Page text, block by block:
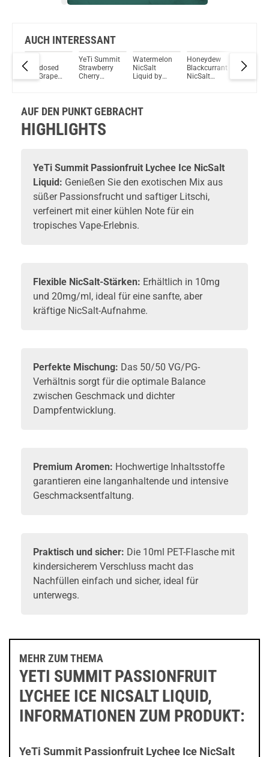
Caramel – Red Line NicSalt Liquid by SC 10ml / 10mg
Du willst Kröten sparen?
Schau mal hier!
Vaptio Pado Pod System Kit Lila
AUCH INTERESSANT
YeTi
Overdosed
Red Grape
YeTi Summit
Strawberry
Cherry
Watermelon
NicSalt
Liquid by
Honeydew
Blackcurrant
NicSalt
YeTi
Cactus
AUF DEN PUNKT GEBRACHT
HIGHLIGHTS
YeTi Summit Passionfruit Lychee Ice NicSalt
Liquid: Genießen Sie den exotischen Mix aus
süßer Passionsfrucht und saftiger Litschi,
verfeinert mit einer kühlen Note für ein
tropisches Vape-Erlebnis.
Flexible NicSalt-Stärken: Erhältlich in 10mg
und 20mg/ml, ideal für eine sanfte, aber
kräftige NicSalt-Aufnahme.
Perfekte Mischung: Das 50/50 VG/PG-
Verhältnis sorgt für die optimale Balance
zwischen Geschmack und dichter
Dampfentwicklung.
Premium Aromen: Hochwertige Inhaltsstoffe
garantieren eine langanhaltende und intensive
Geschmacksentfaltung.
Praktisch und sicher: Die 10ml PET-Flasche mit
kindersicherem Verschluss macht das
Nachfüllen einfach und sicher, ideal für
unterwegs.
MEHR ZUM THEMA
YETI SUMMIT PASSIONFRUIT
LYCHEE ICE NICSALT LIQUID,
INFORMATIONEN ZUM PRODUKT:
YeTi Summit Passionfruit Lychee Ice NicSalt